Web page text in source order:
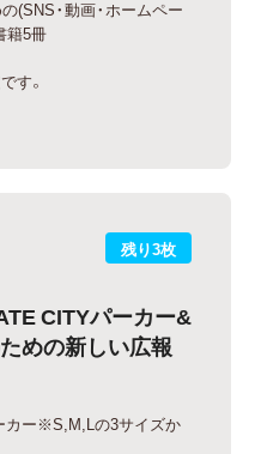
(SNS・動画・ホームペー
籍5冊
す。
残り3枚
CITYパーカー&
めの新しい広報
カー※S,M,Lの3サイズか